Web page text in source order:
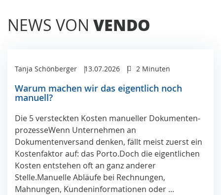
NEWS VON VENDO
Tanja Schönberger 13.07.2026 2 Minuten
Warum machen wir das eigentlich noch
manuell?
Die 5 ver­steck­ten Kos­ten ma­nu­el­ler Do­ku­men­ten­
pro­zes­seWenn Unternehmen an
Dokumentenversand denken, fällt meist zuerst ein
Kostenfaktor auf: das Porto.Doch die eigentlichen
Kosten entstehen oft an ganz anderer
Stelle.Manuelle Abläufe bei Rechnungen,
Mahnungen, Kundeninformationen oder ...